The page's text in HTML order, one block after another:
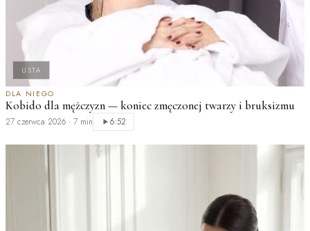
USTA
DLA NIEGO
Kobido dla mężczyzn — koniec zmęczonej twarzy i bruksizmu
27 czerwca 2026 · 7 min 6:52